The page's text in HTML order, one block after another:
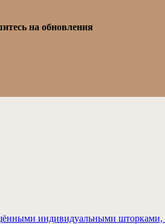
на обновления
индивидуальными шторками,